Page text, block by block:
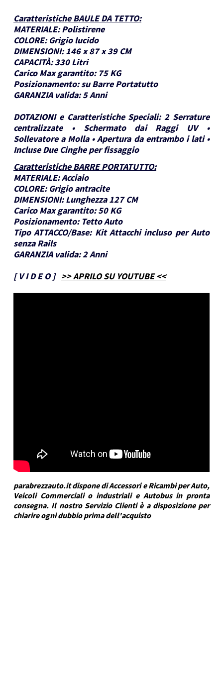
Caratteristiche BAULE DA TETTO:
MATERIALE: Polistirene
COLORE: Grigio lucido
DIMENSIONI: 146 x 87 x 39 CM
CAPACITÀ: 330 Litri
Carico Max garantito: 75 KG
Posizionamento: su Barre Portatutto
GARANZIA valida: 5 Anni
DOTAZIONI e Caratteristiche Speciali: 2 Serrature
centralizzate • Schermato dai Raggi UV •
Sollevatore a Molla • Apertura da entrambo i lati •
Incluse Due Cinghe per fissaggio
Caratteristiche BARRE PORTATUTTO:
MATERIALE:Acciaio
COLORE: Grigio antracite
DIMENSIONI: Lunghezza 127 CM
Carico Max garantito: 50 KG
Posizionamento: Tetto Auto
Tipo ATTACCO/Base: Kit Attacchi incluso per Auto
senza Rails
GARANZIA valida:2 Anni
[V I D E O] >> APRILO SU YOUTUBE <<
parabrezzauto.it dispone di Accessori e Ricambi per Auto,
Veicoli Commerciali o industriali e Autobus in pronta
consegna. Il nostro Servizio Clienti è a disposizione per
chiarire ogni dubbio prima dell'acquisto